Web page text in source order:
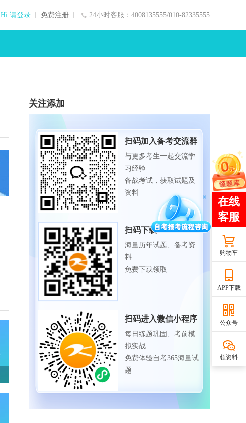
24小时客服：4008135555/010-82335555
Hi 请登录 免费注册
关注添加
扫码加入备考交流群
与更多考生一起交流学
习经验
备战考试，获取试题及
资料
扫码下载APP
海量历年试题、备考资
料
免费下载领取
扫码进入微信小程序
每日练题巩固、考前模
拟实战
免费体验自考365海量试
题
购物车
APP下载
公众号
领资料